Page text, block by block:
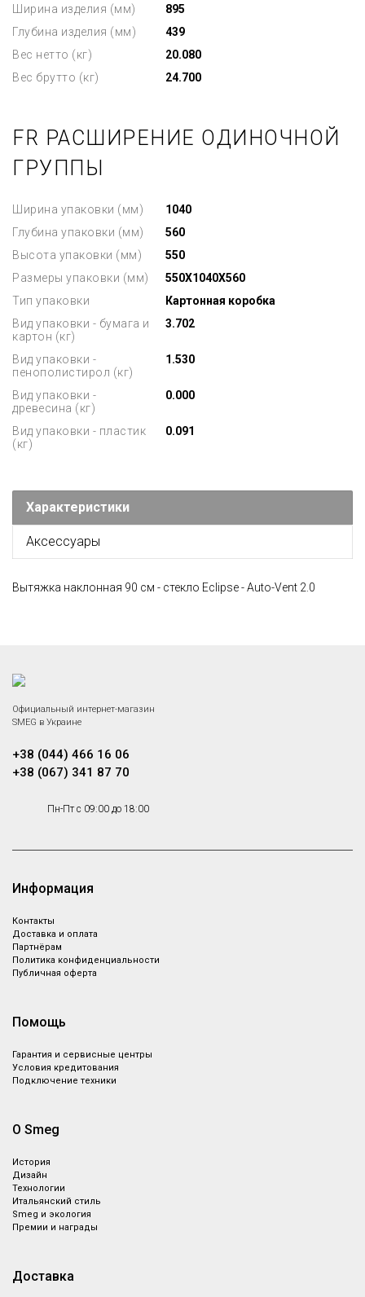
Ширина изделия (мм)
895
Глубина изделия (мм)
439
Вес нетто (кг)
20.080
Вес брутто (кг)
24.700
FR РАСШИРЕНИЕ ОДИНОЧНОЙ
ГРУППЫ
Ширина упаковки (мм)
1040
Глубина упаковки (мм)
560
Высота упаковки (мм)
550
Размеры упаковки (мм)
550X1040X560
Тип упаковки
Картонная коробка
Вид упаковки - бумага и
картон (кг)
3.702
Вид упаковки -
пенополистирол (кг)
1.530
Вид упаковки -
древесина (кг)
0.000
Вид упаковки - пластик
(кг)
0.091
Характеристики
Аксессуары
Вытяжка наклонная 90 см - стекло Eclipse - Auto-Vent 2.0
Официальный интернет-магазин
SMEG в Украине
+38 (044) 466 16 06
+38 (067) 341 87 70
Пн-Пт с 09:00 до 18:00
Информация
Контакты
Доставка и оплата
Партнёрам
Политика конфиденциальности
Публичная оферта
Помощь
Гарантия и сервисные центры
Условия кредитования
Подключение техники
О Smeg
История
Дизайн
Технологии
Итальянский стиль
Smeg и экология
Премии и награды
Доставка